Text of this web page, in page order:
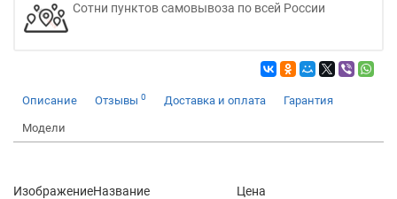
Сотни пунктов самовывоза по всей России
Описание Отзывы 0 Доставка и оплата Гарантия
Модели
ИзображениеНазвание Цена